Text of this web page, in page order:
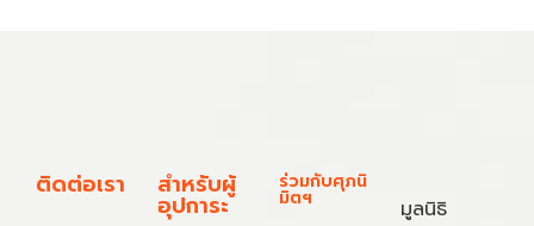
ติดต่อเรา สำหรับผู้
อุปการะ
ร่วมกับศุภนิ
มิตฯ
มูลนิธิ